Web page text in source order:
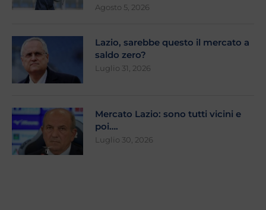
Agosto 5, 2026
Lazio, sarebbe questo il mercato a
saldo zero?
Luglio 31, 2026
Mercato Lazio: sono tutti vicini e
poi….
Luglio 30, 2026